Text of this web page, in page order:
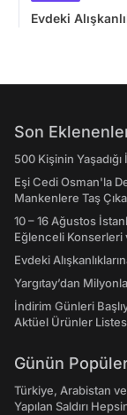
Evdeki
Son
500 Kişinin
Eşi Cedi Osman'la
Mankenlere Taş
10 – 16 Ağustos
Eğlenceli Konserleri
Evdeki
Yargıtay’dan
İndirim Günleri
Aktüel Ürünler
Günün
Türkiye, Arabistan
Yapılan Saldırı